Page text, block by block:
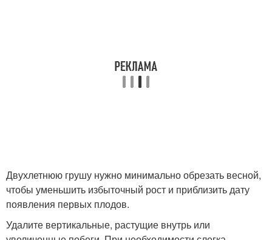
Двухлетнюю грушу нужно минимально обрезать весной,
чтобы уменьшить избыточный рост и приблизить дату
появления первых плодов.
Удалите вертикальные, растущие внутрь или